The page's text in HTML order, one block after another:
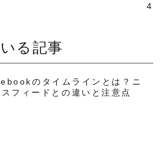
4
る記事
のタイムラインとは？ニ
スフィードとの違いと注意点